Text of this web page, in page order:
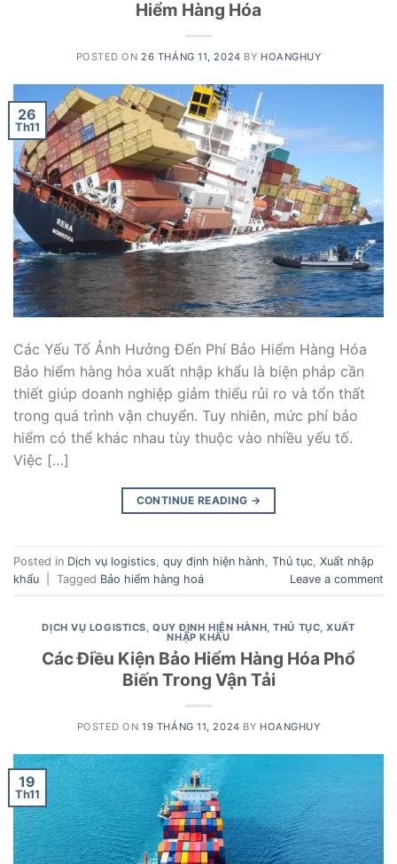
Hiểm Hàng Hóa
POSTED ON26 THÁNG 11, 2024 BY HOANGHUY
26
Th11
Các Yếu Tố Ảnh Hưởng Đến Phí Bảo Hiểm Hàng Hóa
Bảo hiểm hàng hóa xuất nhập khẩu là biện pháp cần
thiết giúp doanh nghiệp giảm thiểu rủi ro và tổn thất
trong quá trình vận chuyển. Tuy nhiên, mức phí bảo
hiểm có thể khác nhau tùy thuộc vào nhiều yếu tố.
Việc […]
CONTINUE READING →
Posted in Dịch vụ logistics quy định hiện hành Thủ tục Xuất nhập
khẩu
Tagged Bảo hiểm hàng hoá Leave a comment
DỊCH VỤ LOGISTICS,QUY ĐỊNH HIỆN HÀNH,THỦ TỤC,XUẤT
NHẬP KHẨU
Các Điều Kiện Bảo Hiểm Hàng Hóa Phổ
Biến Trong Vận Tải
POSTED ON19 THÁNG 11, 2024 BY HOANGHUY
19
Th11